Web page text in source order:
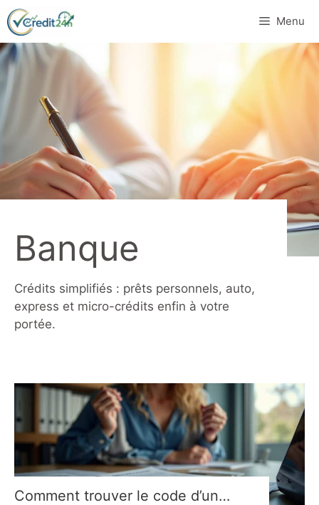
Aller
au
contenu
Menu
Banque
Crédits simplifiés : prêts personnels, auto,
express et micro-crédits enfin à votre
portée.
Comment trouver le code d’une